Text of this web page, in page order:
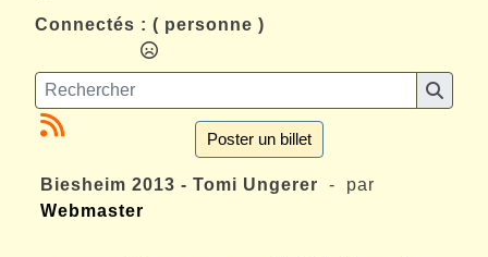
Connectés : ( personne )
Poster un billet
Biesheim 2013 - Tomi Ungerer - par
Webmaster